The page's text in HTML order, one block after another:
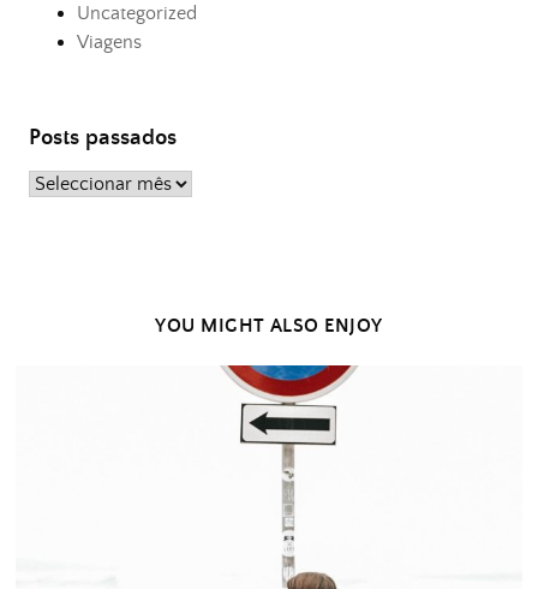
Uncategorized
Viagens
Posts passados
Posts
YOU MIGHT ALSO ENJOY